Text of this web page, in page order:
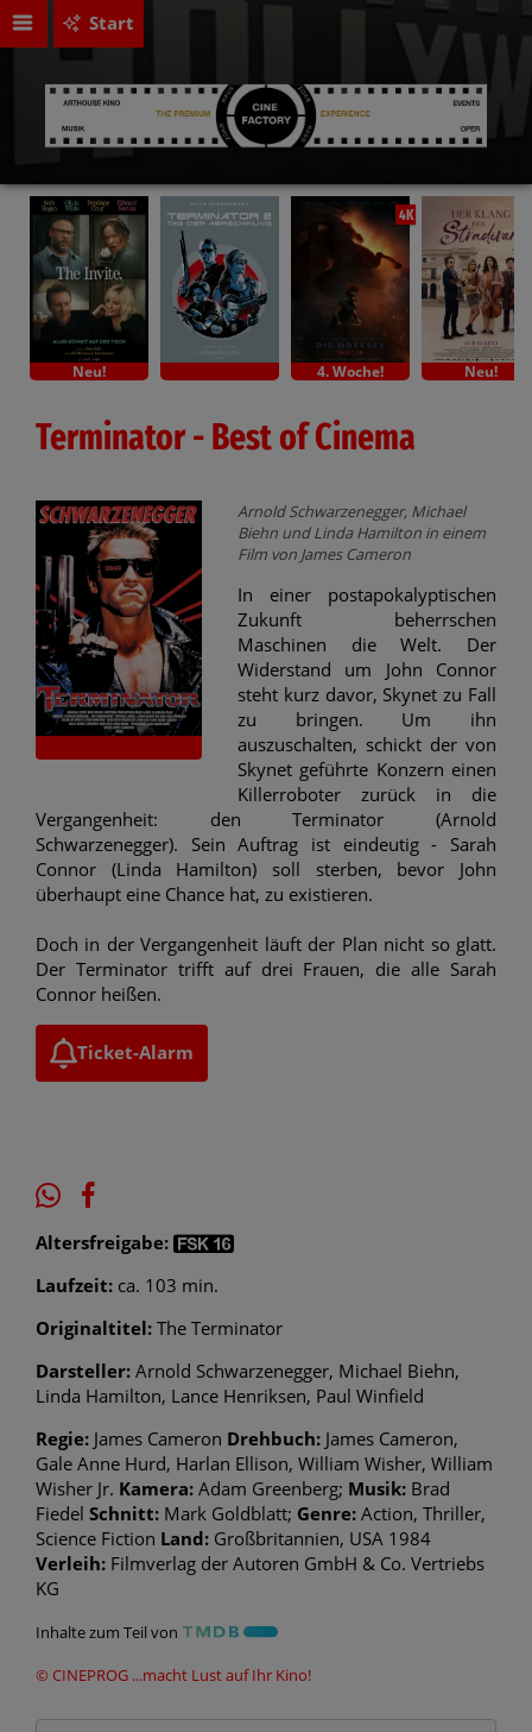
Start
Neu!
4K
4. Woche! Neu!
Terminator - Best of Cinema
Arnold Schwarzenegger, Michael
Biehn und Linda Hamilton in einem
Film von James Cameron
In einer postapokalyptischen
Zukunft beherrschen
Maschinen die Welt. Der
Widerstand um John Connor
steht kurz davor, Skynet zu Fall
zu bringen. Um ihn
auszuschalten, schickt der von
Skynet geführte Konzern einen
Killerroboter zurück in die
Vergangenheit: den Terminator (Arnold
Schwarzenegger). Sein Auftrag ist eindeutig - Sarah
Connor (Linda Hamilton) soll sterben, bevor John
überhaupt eine Chance hat, zu existieren.
Doch in der Vergangenheit läuft der Plan nicht so glatt.
Der Terminator trifft auf drei Frauen, die alle Sarah
Connor heißen.
Ticket-Alarm
Altersfreigabe:
Laufzeit: ca. 103 min.
Originaltitel: The Terminator
Darsteller: Arnold Schwarzenegger, Michael Biehn,
Linda Hamilton, Lance Henriksen, Paul Winfield
Regie: James Cameron Drehbuch: James Cameron,
Gale Anne Hurd, Harlan Ellison, William Wisher, William
Wisher Jr. Kamera: Adam Greenberg; Musik: Brad
Fiedel Schnitt: Mark Goldblatt; Genre: Action, Thriller,
Science Fiction Land: Großbritannien, USA 1984
Verleih: Filmverlag der Autoren GmbH & Co. Vertriebs
KG
Inhalte zum Teil von
© CINEPROG ...macht Lust auf Ihr Kino!